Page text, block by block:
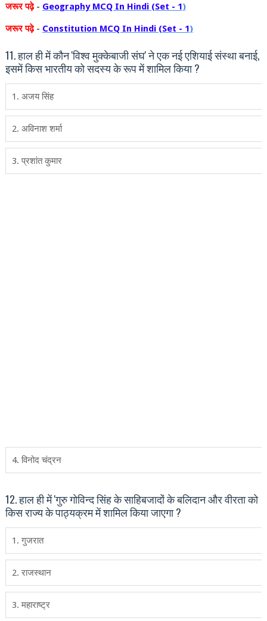
जरूर पढ़े- Geography MCQ In Hindi (Set - 1)
जरूर पढ़े- Constitution MCQ In Hindi (Set - 1)
11. हाल ही में कौन 'विश्व मुक्केबाजी संघ' ने एक नई एशियाई संस्‍था बनाई,
इसमें किस भारतीय को सदस्‍य के रूप में शामिल किया ?
1. अजय सिंह
2. अविनाश शर्मा
3. प्रशांत कुमार
4. विनोद चंद्रन
12. हाल ही में 'गुरु गोविन्द सिंह के साहिबजादों के बलिदान और वीरता को
किस राज्य के पाठ्यक्रम में शामिल किया जाएगा ?
1. गुजरात
2. राजस्‍थान
3. महाराष्‍ट्र